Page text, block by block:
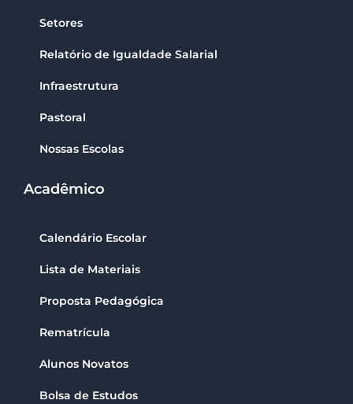
Setores
Relatório de Igualdade Salarial
Infraestrutura
Pastoral
Nossas Escolas
Acadêmico
Calendário Escolar
Lista de Materiais
Proposta Pedagógica
Rematrícula
Alunos Novatos
Bolsa de Estudos